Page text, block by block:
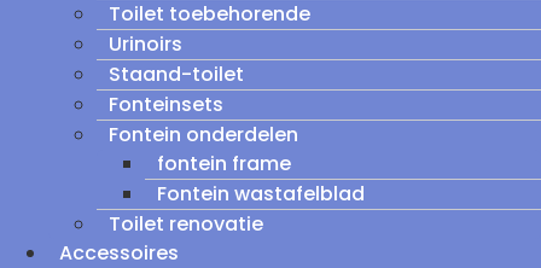
Toilet toebehorende
Urinoirs
Staand-toilet
Fonteinsets
Fontein onderdelen
fontein frame
Fontein wastafelblad
Toilet renovatie
Accessoires